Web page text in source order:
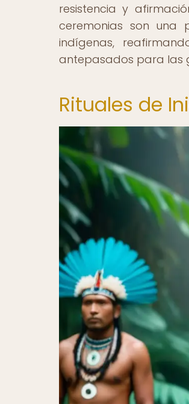
resistencia y
ceremonias son una
indígenas,
antepasados para las
Rituales de